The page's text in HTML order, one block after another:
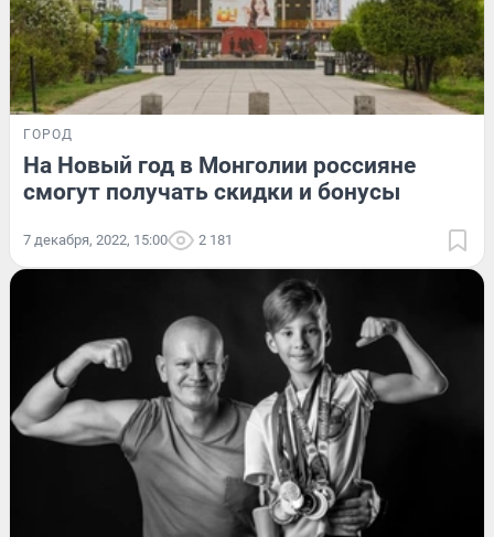
ГОРОД
На Новый год в Монголии россияне
смогут получать скидки и бонусы
7 декабря, 2022, 15:00 2 181